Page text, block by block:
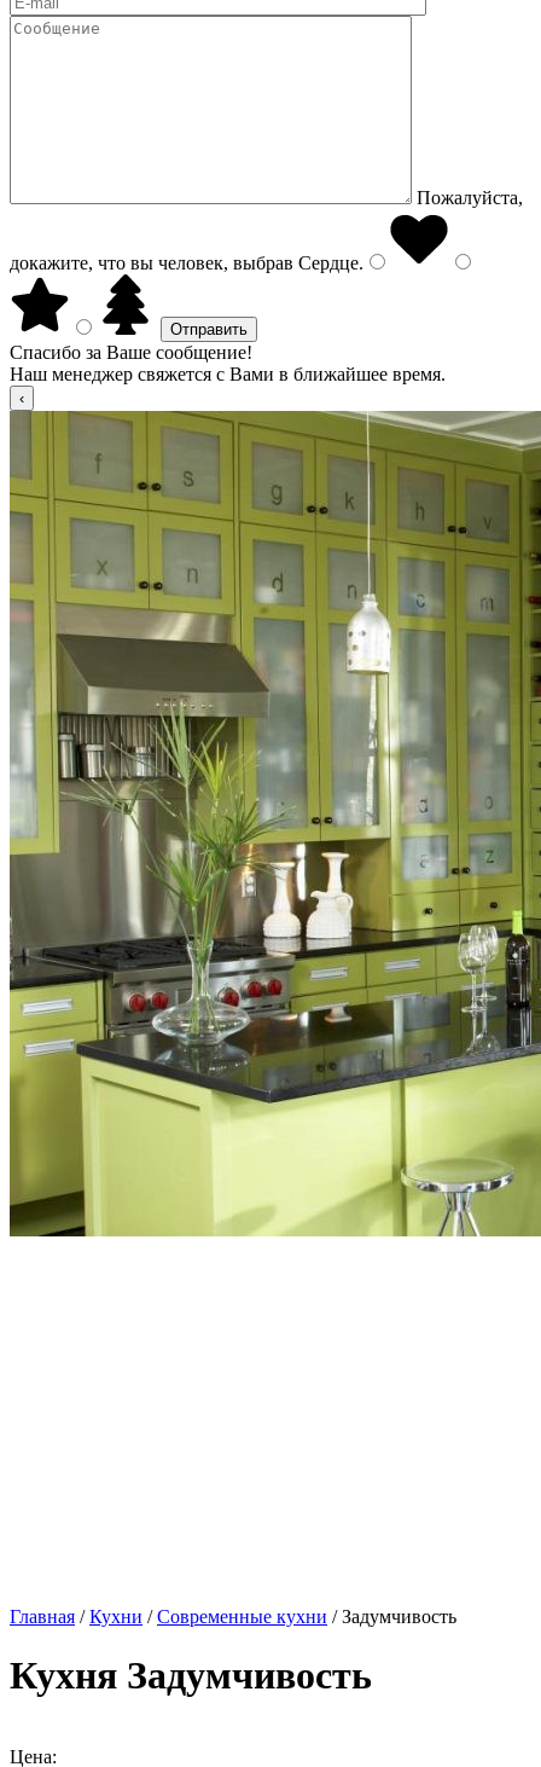
Пожалуйста,
докажите, что вы человек, выбрав Сердце.
Спасибо за Ваше сообщение!
Наш менеджер свяжется с Вами в ближайшее время.
Главная /Кухни /Современные кухни / Задумчивость
Кухня Задумчивость
Цена: